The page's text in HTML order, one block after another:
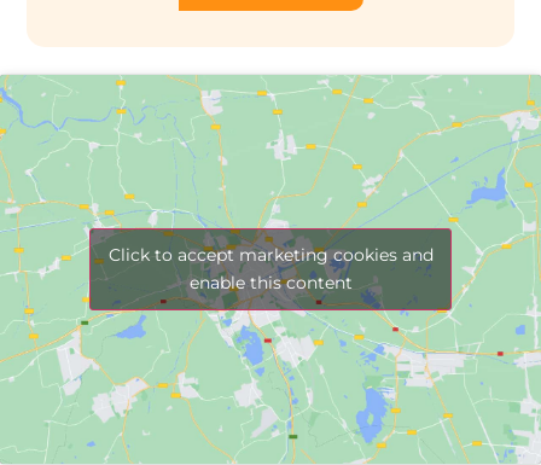
Click to accept marketing cookies and
enable this content